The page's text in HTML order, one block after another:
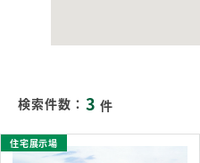
検索件数： 3 件
住宅展示場